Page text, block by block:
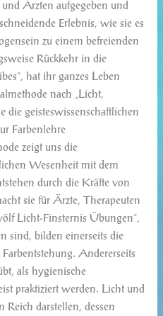
Ärzten aufgegeben und
Erlebnis, wie sie es
zu einem befreienden
Rückkehr in die
hat ihr ganzes Leben
nach „Licht,
die geisteswissenschaftlichen
Farbenlehre
zeigt uns die
Wesenheit mit dem
durch die Kräfte von
sie für Ärzte, Therapeuten
Licht-Finsternis Übungen“,
sind, bilden einerseits die
Andererseits
als hygienische
praktiziert werden. Licht und
Reich darstellen, dessen